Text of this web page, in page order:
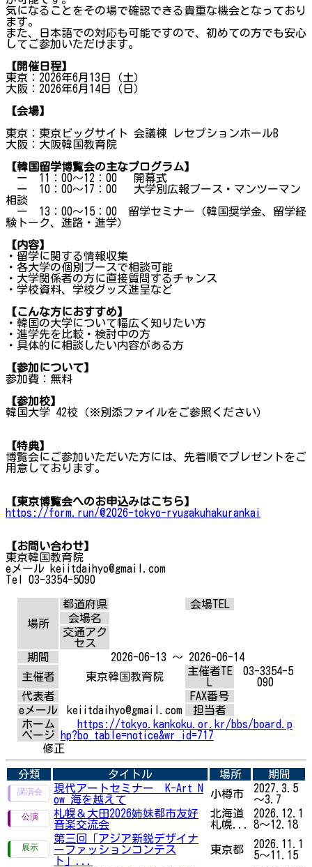
気になることをその場で確認できる貴重な機会となっており
ます。
また、日本語での対応も可能ですので、初めての方でも安心
してご参加いただけます。
【開催日程】
東京：2026年6月13日（土）
大阪：2026年6月14日（日）
【会場】
東京：東京ビッグサイト 会議棟 レセプションホールB
大阪：大阪韓国教育院
【韓国留学博覧会の主なプログラム】
ー 11：00〜12：00 開幕式
ー 10：00〜17：00 大学別広報ブース・マンツーマン
相談
ー 13：00〜15：00 留学セミナー（韓国奨学金、留学経
験トーク、進路・進学）
【内容】
・留学に関する情報収集
・各大学の個別ブースで相談可能
・大学関係者の方に直接質問するチャンス
・学校資料、学校グッズ進呈など
【こんな方におすすめ】
・韓国の大学について幅広く知りたい方
・進学先を比較・検討中の方
・具体的に相談したい内容がある方
【参加について】
参加費：無料
【参加校】
韓国大学 42校（※別添ファイルをご参照ください）
【特典】
博覧会にご参加いただいた方には、先着順でプレゼントをご
用意しております。
【東京博覧会へのお申込みはこちら】
https://form.run/@2026-tokyo-ryugakuhakurankai
【お問い合わせ】
東京韓国教育院
eメール keiitdaihyo@gmail.com
Tel 03-3354-5090
場所
都道府県
会場TEL
会場名
交通アク
セス
期間
2026-06-13 ～ 2026-06-14
主催者
東京韓国教育院
主催者TE
03-3354-5
090
代表者
FAX番号
eメール
keiitdaihyo@gmail.com
担当者
ホーム
ページ
https://tokyo.kankoku.or.kr/bbs/board.p
hp?bo_table=notice&wr_id=717
修正
分類 タイトル 場所
期間
現代アートセミナー K-Art N
ow 海を越えて
小樽市
2027.3.5
～3.7
札幌＆大田2026姉妹都市友好
音楽交流会
北海道
札幌...
2026.12.1
8～12.18
第三回「アジア新鋭デザイナ
ーファッションコンテス
ト」...
東京都
2026.11.1
5～11.15